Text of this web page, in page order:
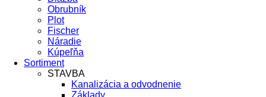
Obrubník
Plot
Fischer
Náradie
Kúpeľňa
Sortiment
STAVBA
Kanalizácia a odvodnenie
Základy